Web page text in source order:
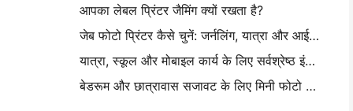
आपका लेबल प्रिंटर जैमिंग क्यों रखता है?
जेब फोटो प्रिंटर कैसे चुनें: जर्नलिंग, यात्रा और आईफोन उपयोगकर्ताओं के लिए एक पूर्ण गाइड
यात्रा, स्कूल और मोबाइल कार्य के लिए सर्वश्रेष्ठ इंकलेस पोर्टेबल प्रिंटर: हनिन एमटी 620 प्रो समीक्षा
बेडरूम और छात्रावास सजावट के लिए मिनी फोटो वॉल लेआउट विचार और सुझाव